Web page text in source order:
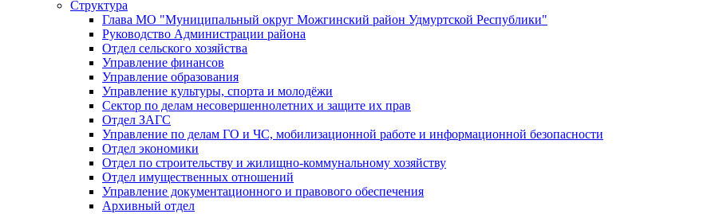
Структура
Глава МО "Муниципальный округ Можгинский район Удмуртской Республики"
Руководство Администрации района
Отдел сельского хозяйства
Управление финансов
Управление образования
Управление культуры, спорта и молодёжи
Сектор по делам несовершеннолетних и защите их прав
Отдел ЗАГС
Управление по делам ГО и ЧС, мобилизационной работе и информационной безопасности
Отдел экономики
Отдел по строительству и жилищно-коммунальному хозяйству
Отдел имущественных отношений
Управление документационного и правового обеспечения
Архивный отдел